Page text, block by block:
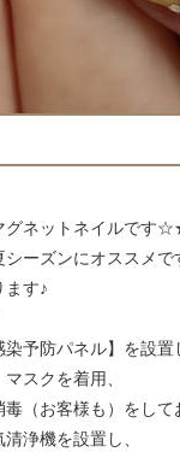
グネットネイルです
ーズンにオススメで
ます♪
予防パネル】を設置
スクを着用、
（お客様も）をして
浄機を設置し、